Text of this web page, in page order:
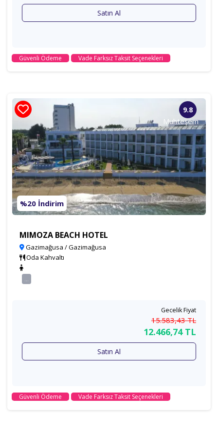
Satın Al
Güvenli Ödeme Vade Farksız Taksit Seçenekleri
%20 İndirim
9.8
Muhteşem
MIMOZA BEACH HOTEL
Gazimağusa / Gazimağusa
Oda Kahvaltı
...
Gecelik Fiyat
15.583,43TL
12.466,74TL
Satın Al
Güvenli Ödeme Vade Farksız Taksit Seçenekleri